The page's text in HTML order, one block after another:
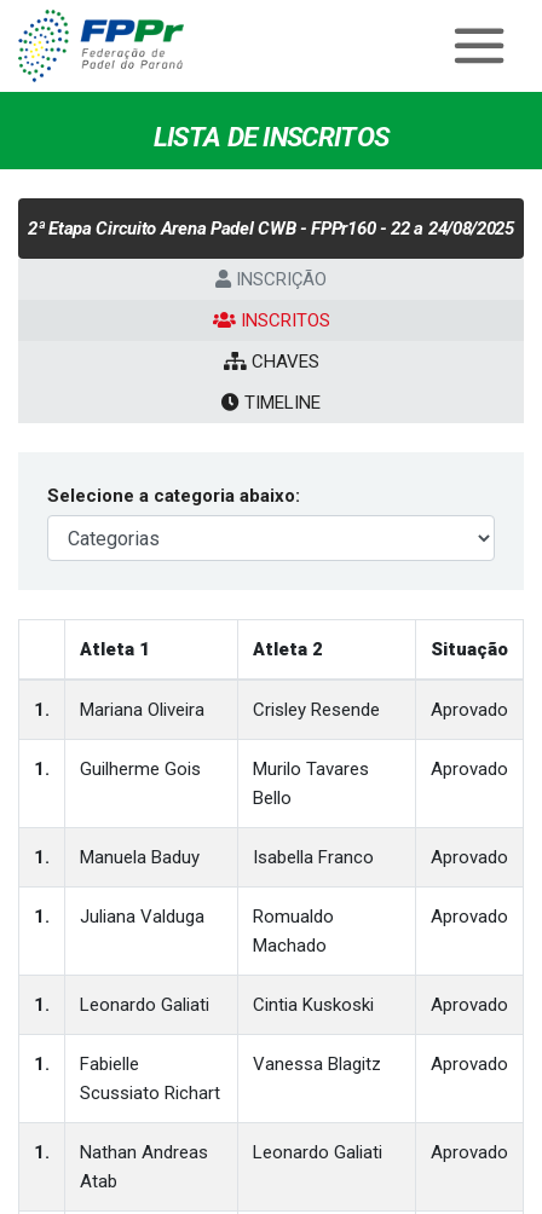
LISTA DE INSCRITOS
2ª Etapa Circuito Arena Padel CWB - FPPr160 - 22 a 24/08/2025
INSCRIÇÃO
INSCRITOS
CHAVES
TIMELINE
Selecione a categoria abaixo:
Atleta 1 Atleta 2 Situação
1. Mariana Oliveira Crisley Resende Aprovado
1. Guilherme Gois
Murilo Tavares
Bello
Aprovado
1. Manuela Baduy Isabella Franco Aprovado
1. Juliana Valduga
Romualdo
Machado
Aprovado
1. Leonardo Galiati Cintia Kuskoski Aprovado
1.
Fabielle
Scussiato Richart
Vanessa Blagitz Aprovado
1.
Nathan Andreas
Atab
Leonardo Galiati Aprovado